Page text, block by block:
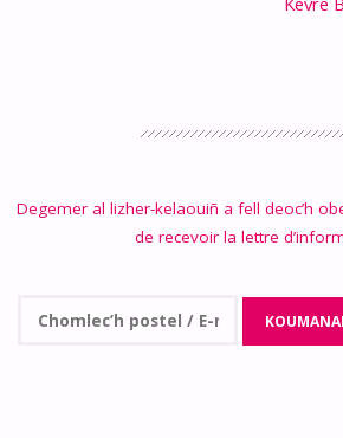
Degemer al lizher-kelaouiñ a fell deoc’h
de recevoir la lettre